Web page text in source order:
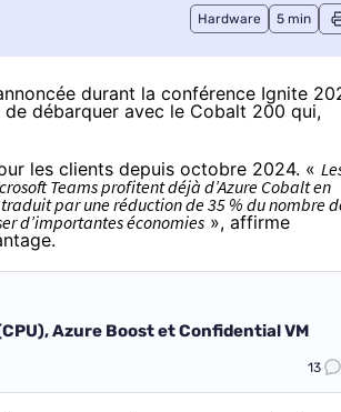
Hardware 5 min
durant la conférence Ignite
débarquer avec le Cobalt 200 qui,
les clients depuis octobre 2024. «
Teams profitent déjà d’Azure Cobalt en
par une réduction de 35 % du nombre
d’importantes économies », affirme
Azure Boost et Confidential VM
13